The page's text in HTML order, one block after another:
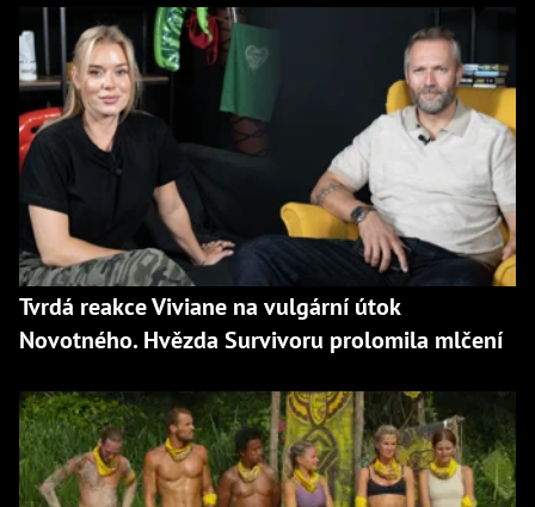
Tvrdá reakce Viviane na vulgární útok
Novotného. Hvězda Survivoru prolomila mlčení